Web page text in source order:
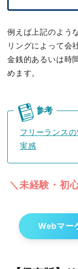
例えば上記のよう
リングによって会
金銭的あるいは時
めます。
フリーランス
実感
＼未経験・初
Webマー